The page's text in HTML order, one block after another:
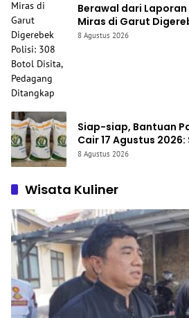
Berawal dari
Miras di Garut
Disita, Pedagang
8 Agustus 2026
Siap-siap, Bantuan
Cair 17 Agustus
Kg
8 Agustus 2026
Wisata Kuliner